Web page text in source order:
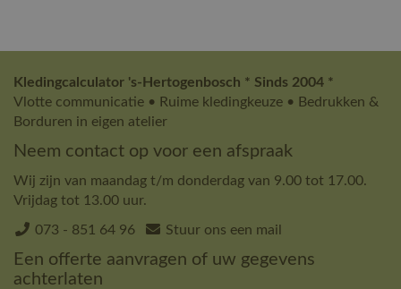
Kledingcalculator 's-Hertogenbosch * Sinds 2004 *
Vlotte communicatie • Ruime kledingkeuze • Bedrukken &
Borduren in eigen atelier
Neem contact op voor een afspraak
Wij zijn van maandag t/m donderdag van 9.00 tot 17.00.
Vrijdag tot 13.00 uur.
073 - 851 64 96 Stuur ons een mail
Een offerte aanvragen of uw gegevens
achterlaten